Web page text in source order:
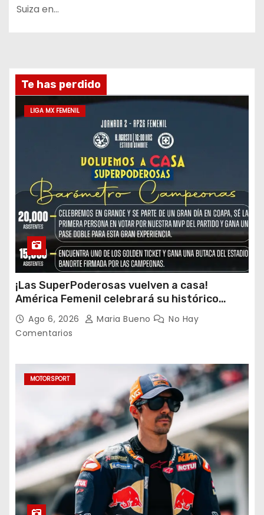
Suiza en…
Te has perdido
LIGA MX FEMENIL
¡Las SuperPoderosas vuelven a casa!
América Femenil celebrará su histórico
triplete con una auténtica fiesta ante Cruz
Azul
Ago 6, 2026 Maria Bueno
No Hay
Comentarios
MOTORSPORT